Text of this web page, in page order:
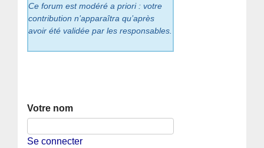
Ce forum est modéré a priori : votre
contribution n’apparaîtra qu’après
avoir été validée par les responsables.
Votre nom
Se connecter